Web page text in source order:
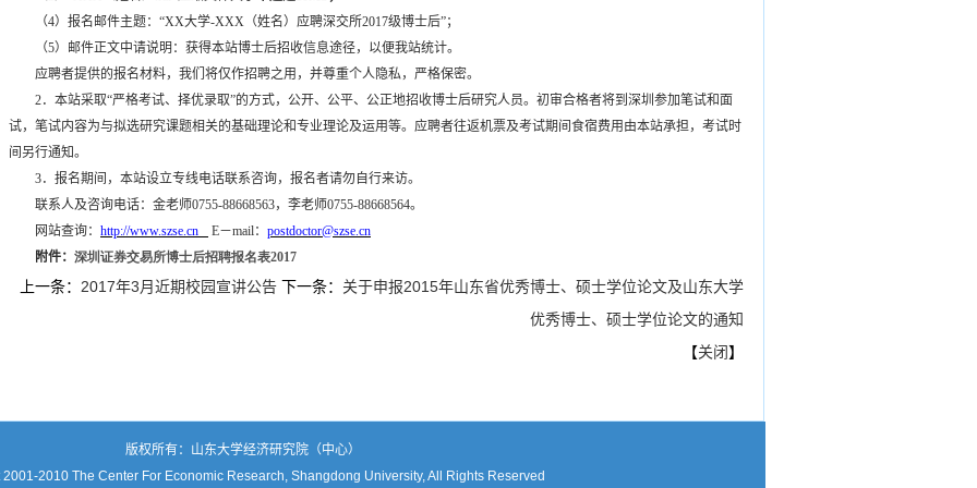
（4）报名邮件主题：“XX大学-XXX （姓名）应聘深交所2017级博士后”；
（5）邮件正文中请说明：获得本站博士后招收信息途径，以便我站统计。
应聘者提供的报名材料，我们将仅作招聘之用，并尊重个人隐私，严格保密。
2．本站采取“严格考试、择优录取”的方式，公开、公平、公正地招收博士后研究人员。初审合格者将到深圳参加笔试和面
试，笔试内容为与拟选研究课题相关的基础理论和专业理论及运用等。应聘者往返机票及考试期间食宿费用由本站承担，考试时
间另行通知。
3．报名期间，本站设立专线电话联系咨询，报名者请勿自行来访。
联系人及咨询电话：金老师0755-88668563，李老师0755-88668564。
网站查询： http://www.szse.cn E－mail： postdoctor@szse.cn
附件：深圳证券交易所博士后招聘报名表2017
上一条： 2017年3月近期校园宣讲公告 下一条： 关于申报2015年山东省优秀博士、硕士学位论文及山东大学
优秀博士、硕士学位论文的通知
【关闭】
版权所有：山东大学经济研究院（中心）
2010 The Center For Economic Research, Shangdong University, All Rights Reserved